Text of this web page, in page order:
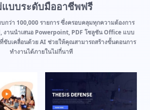
บบระดับมืออาชีพฟรี
กว่า 100,000 รายการ ซึ่งครอบคลุมทุกความต้องการ
งานนำเสนอ Powerpoint, PDF โซลูชัน Office แบบ
ขับเคลื่อนด้วย AI ช่วยให้คุณสามารถสร้างขั้นตอนการ
ทำงานได้ภายในไม่กี่นาที